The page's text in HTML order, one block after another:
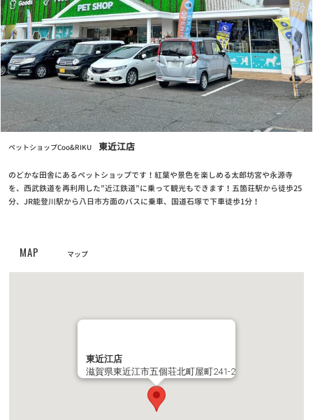
2025/07/01 お知らせ
7月1日(火) GRAND OPENING！奈良富雄南店
2024/11/12 お知らせ
【重要なお知らせ】クレジットカード情報最新化の再度のお願い
2024/04/25 お知らせ
クーリク公式！定期フードアプリでより便利に！よりお得に！
2023/05/10 お知らせ
【定期フードアプリ】ワクチンチケット販売開始！
PROPACペットフード廃盤のご案内
お知らせ
第6回フォトコンテスト【ハロウィンコスプレでクリスマスプレゼ
ントをもらおう！】キャンペーン結果発表！
ペットショップCoo&RIKU 東近江店
のどかな田舎にあるペットショップです！紅葉や景色を楽しめる太郎坊宮や永源寺
を、西武鉄道を再利用した”近江鉄道”に乗って観光もできます！五箇荘駅から徒歩25
分、JR能登川駅から八日市方面のバスに乗車、国道石塚で下車徒歩1分！
MAP マップ
東近江店
滋賀県東近江市五個荘北町屋町241-2